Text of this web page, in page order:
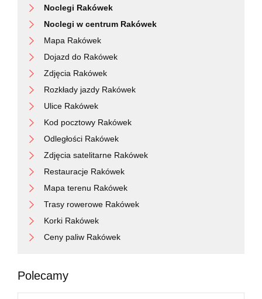
Noclegi Rakówek
Noclegi w centrum Rakówek
Mapa Rakówek
Dojazd do Rakówek
Zdjęcia Rakówek
Rozkłady jazdy Rakówek
Ulice Rakówek
Kod pocztowy Rakówek
Odległości Rakówek
Zdjęcia satelitarne Rakówek
Restauracje Rakówek
Mapa terenu Rakówek
Trasy rowerowe Rakówek
Korki Rakówek
Ceny paliw Rakówek
Polecamy